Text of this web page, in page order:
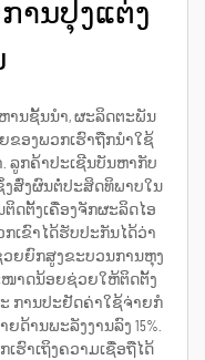
ານປຸງແຕ່ງ
ານຊັ້ນນຳ, ຜະລິດຕະພັນ
ຂອງພວກເຮົາຖືກນຳໃຊ້
ລູກຄ້າປະເຊີນບັນຫາກັບ
ງສົ່ງຜົນຕໍ່ປະສິດທິພາບໃນ
ຕິດຕັ້ງເຄື່ອງຈັກຜະລິດໄອ
ເຂົາໄດ້ຮັບປະກັນໄດ້ວ່າ
ຍຍົກສູງຂະບວນການຫຸງ
ໜາດນ້ອຍຊ່ວຍໃຫ້ຕິດຕັ້ງ
ການປະຢັດຄ່າໃຊ້ຈ່າຍກໍ
ານພະລັງງານລົງ 15%.
ຮົາເຖິງຄວາມເຊື່ອຖືໄດ້